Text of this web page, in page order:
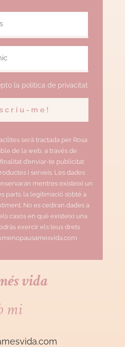
la política de privacitat
serà tractada per Rosa
de la web, a través de
d’enviar-te publicitat
i serveis. Les dades
mentres existeixi un
parts. la legitimació s’obté a
No es cediran dades a
casos en què existeixi una
exercir els teus drets
vida
mi
.com